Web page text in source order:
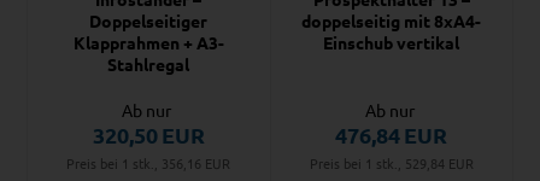
Doppelseitiger
Klapprahmen + A3-
Stahlregal
Ab nur
320,50EUR
Preis bei 1 stk., 356,16 EUR
doppelseitig mit 8xA4-
Einschub vertikal
Ab nur
476,84EUR
Preis bei 1 stk., 529,84 EUR